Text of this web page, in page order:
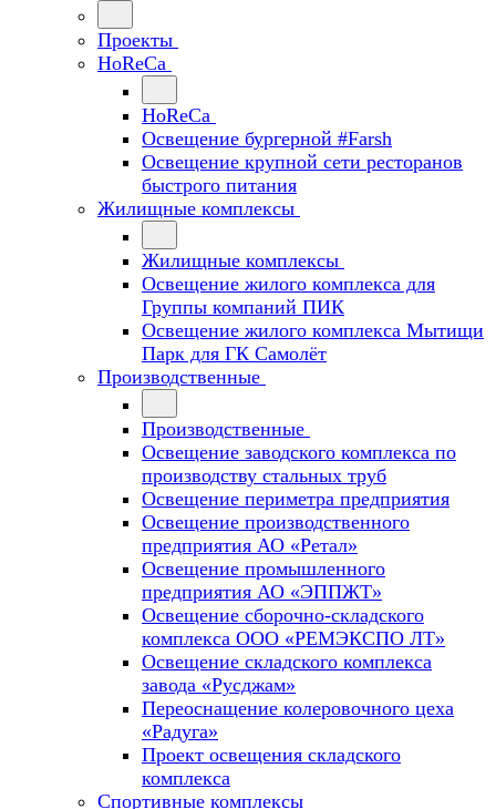
Проекты
HoReCa
HoReCa
Освещение бургерной #Farsh
Освещение крупной сети ресторанов
быстрого питания
Жилищные комплексы
Жилищные комплексы
Освещение жилого комплекса для
Группы компаний ПИК
Освещение жилого комплекса Мытищи
Парк для ГК Самолёт
Производственные
Производственные
Освещение заводского комплекса по
производству стальных труб
Освещение периметра предприятия
Освещение производственного
предприятия АО «Ретал»
Освещение промышленного
предприятия АО «ЭППЖТ»
Освещение сборочно-складского
комплекса ООО «РЕМЭКСПО ЛТ»
Освещение складского комплекса
завода «Русджам»
Переоснащение колеровочного цеха
«Радуга»
Проект освещения складского
комплекса
Спортивные комплексы